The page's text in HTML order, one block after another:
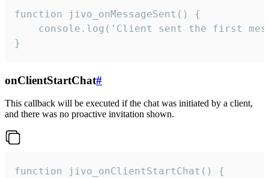
function jivo_onMessageSent() {
console.log('Client sent the first
}
onClientStartChat#
This callback will be executed if the chat was initiated by a client,
and there was no proactive invitation shown.
function jivo_onClientStartChat() {